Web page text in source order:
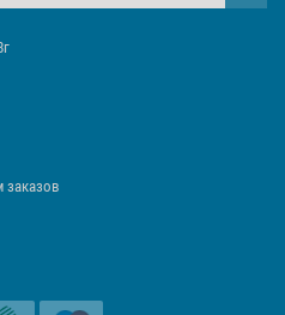
заказов